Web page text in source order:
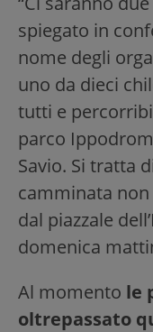
spiegato in
nome degli
uno da dieci
tutti e
parco
Savio. Si tratta
camminata
dal piazzale
domenica
Al momento le
oltrepassato